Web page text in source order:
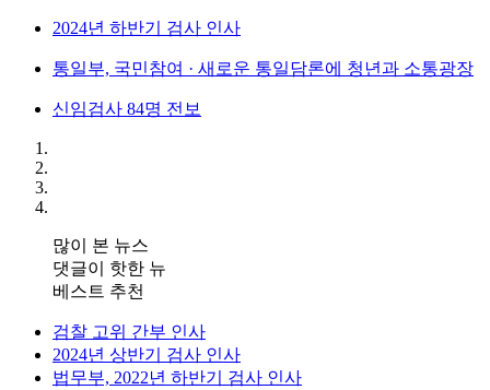
2024년 하반기 검사 인사
통일부, 국민참여 · 새로운 통일담론에 청년과 소통광장
신임검사 84명 전보
많이 본 뉴스
댓글이 핫한 뉴
베스트 추천
검찰 고위 간부 인사
2024년 상반기 검사 인사
법무부, 2022년 하반기 검사 인사